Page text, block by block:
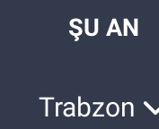
ŞU AN
Trabzon